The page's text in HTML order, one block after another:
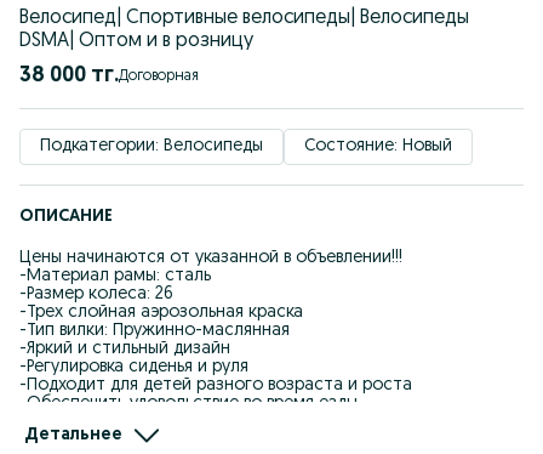
Велосипед| Спортивные велосипеды| Велосипеды
DSMA| Оптом и в розницу
38 000 тг. Договорная
Подкатегории: Велосипеды Состояние: Новый
ОПИСАНИЕ
Цены начинаются от указанной в объевлении!!!
-Материал рамы: сталь
-Размер колеса: 26
-Трех слойная аэрозольная краска
-Тип вилки: Пружинно-маслянная
-Яркий и стильный дизайн
-Регулировка сиденья и руля
-Подходит для детей разного возраста и роста
-Обеспечить удовольствие во время езды
-В комплекте: Сумка, замок, бутылка, крылья и катофоры
Детальнее